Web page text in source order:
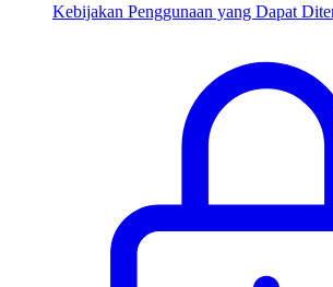
Kebijakan Penggunaan yang Dapat